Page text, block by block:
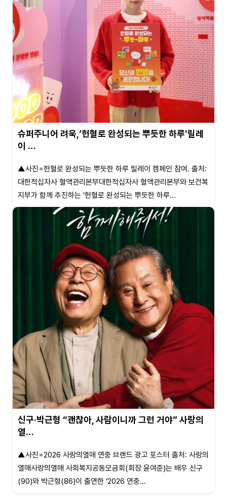
슈퍼주니어 려욱,‘헌혈로 완성되는 뿌듯한 하루’릴레
이 …
▲사진=헌혈로 완성되는 뿌듯한 하루 릴레이 캠페인 참여. 출처:
대한적십자사 혈액관리본부대한적십자사 혈액관리본부와 보건복
지부가 함께 추진하는 '헌혈로 완성되는 뿌듯한 하루...
신구·박근형 “괜찮아, 사람이니까 그런 거야” 사랑의
열…
▲사진=2026 사랑의열매 연중 브랜드 광고 포스터 출처: 사랑의
열매사랑의열매 사회복지공동모금회(회장 윤여준)는 배우 신구
(90)와 박근형(86)이 출연한 ‘2026 연중...